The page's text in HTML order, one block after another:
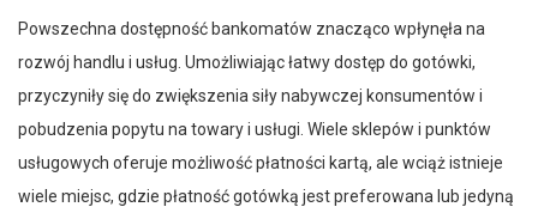
Powszechna dostępność bankomatów znacząco wpłynęła na
rozwój handlu i usług. Umożliwiając łatwy dostęp do gotówki,
przyczyniły się do zwiększenia siły nabywczej konsumentów i
pobudzenia popytu na towary i usługi. Wiele sklepów i punktów
usługowych oferuje możliwość płatności kartą, ale wciąż istnieje
wiele miejsc, gdzie płatność gotówką jest preferowana lub jedyną